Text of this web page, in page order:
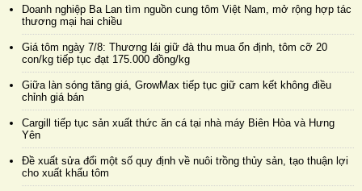
Doanh nghiệp Ba Lan tìm nguồn cung tôm Việt Nam, mở rộng hợp tác
thương mại hai chiều
Giá tôm ngày 7/8: Thương lái giữ đà thu mua ổn định, tôm cỡ 20
con/kg tiếp tục đạt 175.000 đồng/kg
Giữa làn sóng tăng giá, GrowMax tiếp tục giữ cam kết không điều
chỉnh giá bán
Cargill tiếp tục sản xuất thức ăn cá tại nhà máy Biên Hòa và Hưng
Yên
Đề xuất sửa đổi một số quy định về nuôi trồng thủy sản, tạo thuận lợi
cho xuất khẩu tôm